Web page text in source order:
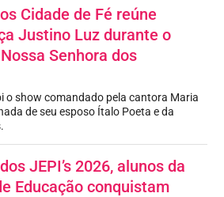
Cidade de Fé reúne
Justino Luz durante o
Senhora dos
o show comandado pela cantora Maria
de seu esposo Ítalo Poeta e da
JEPI’s 2026, alunos da
Educação conquistam